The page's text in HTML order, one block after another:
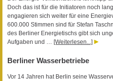
Doch das ist für die Initiatoren noch
engagieren sich weiter für eine
600.000 Stimmen sind für Stefan
des Berliner Energietischs gibt sich
Aufgaben und … [Weiterlesen...]
Berliner Wasserbetriebe
Vor 14 Jahren hat Berlin seine